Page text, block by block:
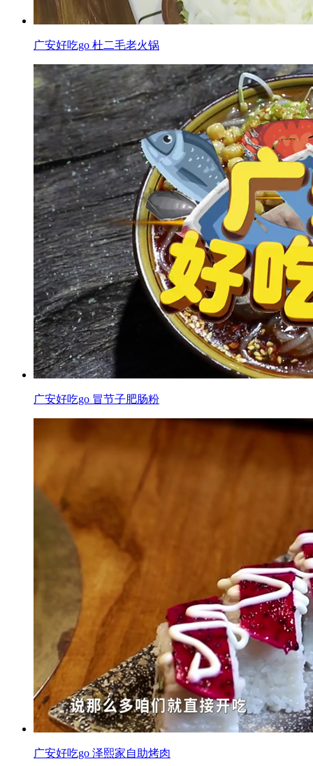
广安好吃go 杜二毛老火锅
广安好吃go 冒节子肥肠粉
广安好吃go 泽熙家自助烤肉